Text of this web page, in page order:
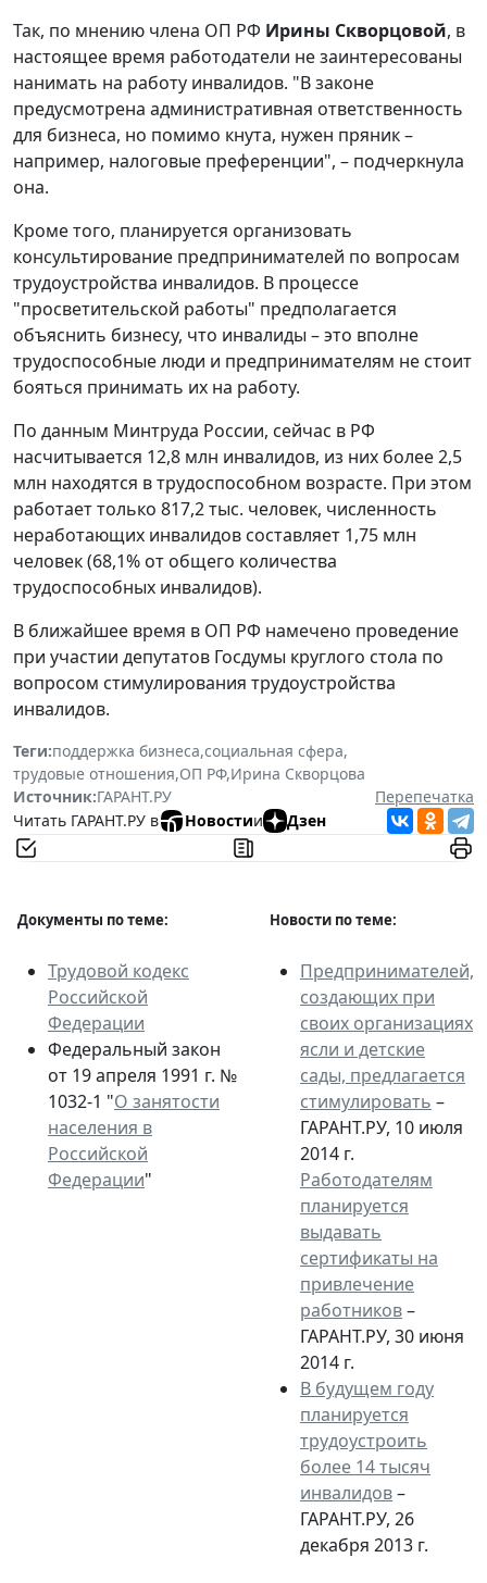
Так, по мнению члена ОП РФ Ирины Скворцовой, в
настоящее время работодатели не заинтересованы
нанимать на работу инвалидов. "В законе
предусмотрена административная ответственность
для бизнеса, но помимо кнута, нужен пряник –
например, налоговые преференции", – подчеркнула
она.
Кроме того, планируется организовать
консультирование предпринимателей по вопросам
трудоустройства инвалидов. В процессе
"просветительской работы" предполагается
объяснить бизнесу, что инвалиды – это вполне
трудоспособные люди и предпринимателям не стоит
бояться принимать их на работу.
По данным Минтруда России, сейчас в РФ
насчитывается 12,8 млн инвалидов, из них более 2,5
млн находятся в трудоспособном возрасте. При этом
работает только 817,2 тыс. человек, численность
неработающих инвалидов составляет 1,75 млн
человек (68,1% от общего количества
трудоспособных инвалидов).
В ближайшее время в ОП РФ намечено проведение
при участии депутатов Госдумы круглого стола по
вопросом стимулирования трудоустройства
инвалидов.
Теги:поддержка бизнеса,социальная сфера,
трудовые отношения,ОП РФ,Ирина Скворцова
Источник:ГАРАНТ.РУ
Перепечатка
Читать ГАРАНТ.РУ в
Новостии Дзен
Документы по теме: Новости по теме:
Трудовой кодекс
Российской
Федерации
Федеральный закон
от 19 апреля 1991 г. №
1032-1 "О занятости
населения в
Российской
Федерации"
Предпринимателей,
создающих при
своих организациях
ясли и детские
сады, предлагается
стимулировать –
ГАРАНТ.РУ, 10 июля
2014 г.
Работодателям
планируется
выдавать
сертификаты на
привлечение
работников–
ГАРАНТ.РУ, 30 июня
2014 г.
В будущем году
планируется
трудоустроить
более 14 тысяч
инвалидов–
ГАРАНТ.РУ, 26
декабря 2013 г.